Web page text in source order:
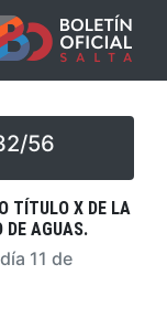
56
TÍTULO X DE LA
DE AGUAS.
11 de